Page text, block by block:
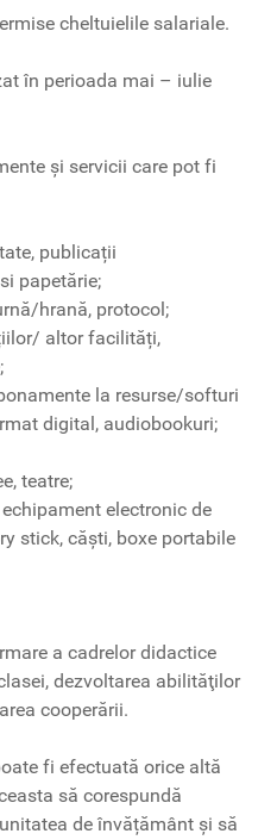
cheltuielile salariale.
în perioada mai – iulie
și servicii care pot fi
publicații
papetărie;
hrană, protocol;
altor facilități,
la resurse/softuri
digital, audiobookuri;
teatre;
electronic de
stick, căști, boxe portabile
a cadrelor didactice
dezvoltarea abilităţilor
cooperării.
fi efectuată orice altă
să corespundă
de învățământ și să